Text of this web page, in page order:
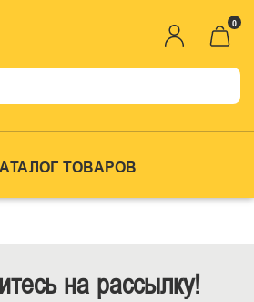
0
ТОВАРОВ
на рассылку!